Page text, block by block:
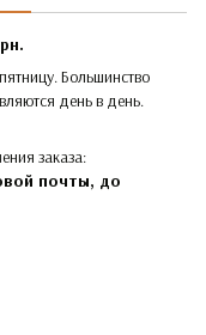
Большинство
день в день.
заказа:
почты, до